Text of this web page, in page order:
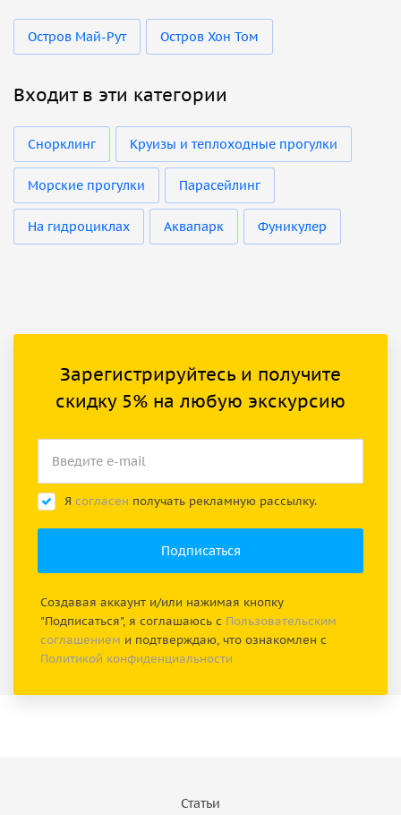
Остров Май-Рут Остров Хон Том
Входит в эти категории
Снорклинг Круизы и теплоходные прогулки
Морские прогулки Парасейлинг
На гидроциклах Аквапарк Фуникулер
Зарегистрируйтесь и получите
скидку 5% на любую экскурсию
Я согласен получать рекламную рассылку.
Создавая аккаунт и/или нажимая кнопку
"Подписаться", я соглашаюсь с Пользовательским
соглашением и подтверждаю, что ознакомлен с
Политикой конфиденциальности
Статьи